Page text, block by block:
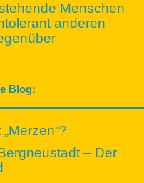
Menschen
anderen
Blog:
– Der